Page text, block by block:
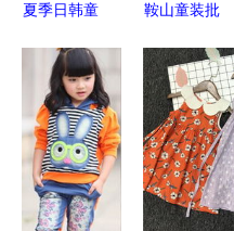
夏季日韩童
价格、批发
与厂家选择
指南
鞍山童装批
贝熙童装与
超级甜心助
力折扣市场